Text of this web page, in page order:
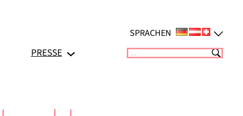
SPRACHEN
PRESSE Suchen